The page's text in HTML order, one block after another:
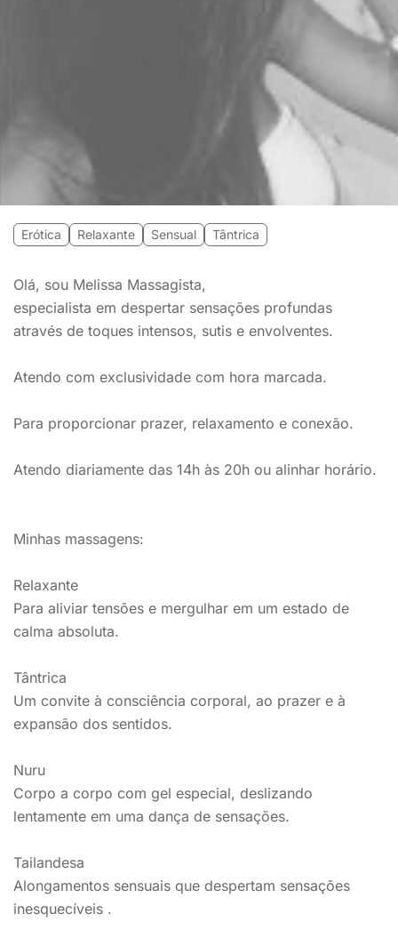
Erótica Relaxante Sensual Tântrica
Olá, sou Melissa Massagista,
especialista em despertar sensações profundas
através de toques intensos, sutis e envolventes.
Atendo com exclusividade com hora marcada.
Para proporcionar prazer, relaxamento e conexão.
Atendo diariamente das 14h às 20h ou alinhar horário.
Minhas massagens:
Relaxante
Para aliviar tensões e mergulhar em um estado de
calma absoluta.
Tântrica
Um convite à consciência corporal, ao prazer e à
expansão dos sentidos.
Nuru
Corpo a corpo com gel especial, deslizando
lentamente em uma dança de sensações.
Tailandesa
Alongamentos sensuais que despertam sensações
inesquecíveis .